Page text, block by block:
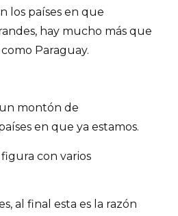
los países en que
hay mucho más que
Paraguay.
montón de
en que ya estamos.
con varios
al final esta es la razón